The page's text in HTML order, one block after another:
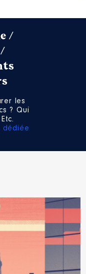
/
les
? Qui
dédiée